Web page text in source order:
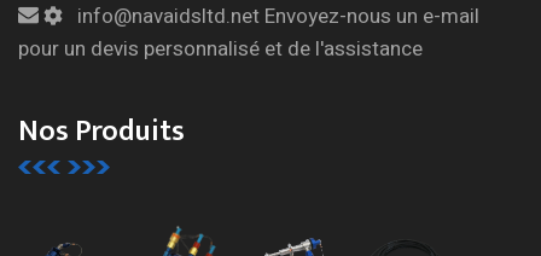
info@navaidsltd.net Envoyez-nous un e-mail
pour un devis personnalisé et de l'assistance
Nos Produits